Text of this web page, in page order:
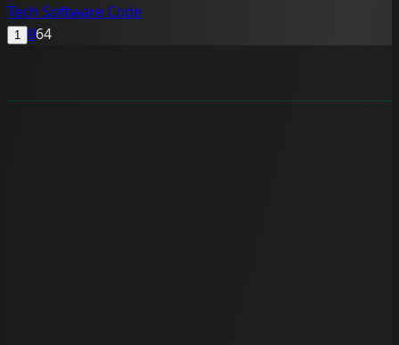
Tech Software Code
1 064